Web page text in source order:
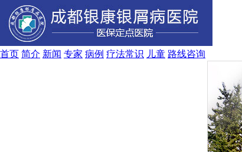
首页 简介 新闻 专家 病例 疗法常识 儿童 路线咨询